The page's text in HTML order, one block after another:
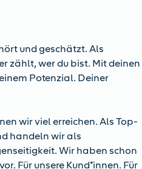
und geschätzt. Als
zählt, wer du bist. Mit deinen
Potenzial. Deiner
wir viel erreichen. Als Top-
handeln wir als
Wir haben schon
Für unsere Kund*innen. Für